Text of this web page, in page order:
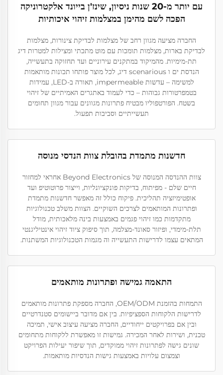
עם יותר מ-20 שנות ניסיון, שינז'ן בייונד אלקטרוניקה
הפכה לשם מהימן במצלמות זיהוי איכותיות
החברה מציעה מגוון רחב של מצלמות לבדיקת צינורות, מצלמות
לבדיקת בארות, מצלמות תומכות עם מוט מתכתי ומצילות למטרות דיג
תת-מימיות. מהמיקוד במתקנים עירוניים ועד תחזוקה בתעשייה,
הנדסת ים ו scenarious דיג, לכל מוצר פותחו תכונות מותאמות
למשימה – עדשות impermeable, תאורה ב-LED, עמידות
בטמפרטורות גבוהות – כדי לעמוד באתגרים האמיתיים של זיהוי
בשטח. הפורטפוליו מבטיח פתרונות מגוונים עבור מגוון תחומים
תעשייתיים וסביבות תפעול.
חדשנות מתמדת בהובלת צוות הנדסי מנוסה
צוות ההנדסה המנוסה של Beyond Electronics אחראי למחזור
חיים שלם - מפיתוח, בדיקות פונקציונליות, וייצור פרוטוטיפ ועד
אופטימיזציה תהליכית. פיקוח כולל זה מאפשר חדשנות מתמדת
ופתרונות המותאמים לצרכים השוקיים. הצוות משלב טכנולוגיות
מתקדמות כמו זיהוי פגמים באמצעות בינה מלאכותית, מודל
תלת-מימדי, ופיזור סאונד-מצלמה, תוך סיפוק ציוד זיהוי אינטיליגנטי
המתאים עצמו לדרישות התעשייה וה מגמות הטכנולוגיות המשתנות.
התאמה גמישה ופתרונות מותאמים
התמחות בהזמנת OEM/ODM, החברה מספקת פתרונות מותאמים
לדרישות הלקוחות הספציפיות. בין אם מדובר ביישומים סטנדרטיים
ובין אם בפרויקטים ייחודיים, החברה מציעה עיצוב אישי, תמיכה
טכנית, ושירות לאחר המכירה. גמישות זו מאפשרת ללקוחות מתחומים
שונים גישה לפתרונות זיהוי ממוקדים, תוך שיפור יעילות הפרויקט
וצמצום עלויות באמצעות גישות הנדסיות מותאמות.